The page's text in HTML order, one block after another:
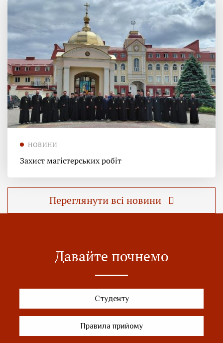
НОВИНИ
Захист магістерських робіт
Переглянути всі новини
Давайте почнемо
Студенту
Правила прийому